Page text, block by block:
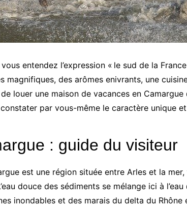
entendez l’expression « le sud de la
magnifiques, des arômes enivrants, une
louer une maison de vacances en
par vous-même le caractère unique
: guide du visiteur
est une région située entre Arles et la
douce des sédiments se mélange ici à
inondables et des marais du delta du